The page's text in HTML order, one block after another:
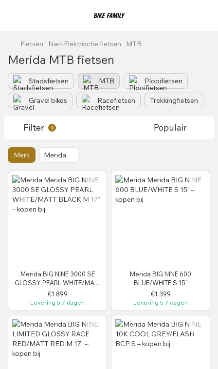
Fietsen Niet-Elektrische fietsen MTB
Merida MTB fietsen
Stadsfietsen MTB Plooifietsen
Gravel bikes Racefietsen Trekkingfietsen
Filter 1 Populair
Merk Merida
Merida BIG NINE 3000 SE
GLOSSY PEARL WHITE/MATT
BLACK M 17"
€1 899
Levering 5-7 dagen
Merida BIG NINE 600
BLUE/WHITE S 15"
€1 399
Levering 5-7 dagen